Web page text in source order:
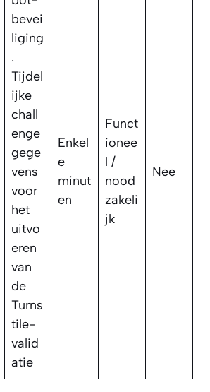
bevei
liging
.
Tijdel
ijke
chall
enge
gege
vens
voor
het
uitvo
eren
van
de
Turns
tile-
valid
atie
Enkel
e
minut
en
Funct
ionee
l /
nood
zakeli
jk
Nee